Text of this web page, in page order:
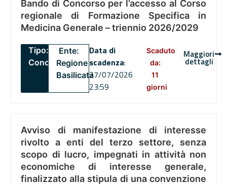
Bando di Concorso per l’accesso al Corso
regionale di Formazione Specifica in
Medicina Generale – triennio 2026/2029
Tipo:
Concorsi
Ente:
Regione
Basilicata
Data di
scadenza:
27/07/2026
23:59
Scaduto
da:
11
giorni
Maggiori
dettagli
Avviso di manifestazione di interesse
rivolto a enti del terzo settore, senza
scopo di lucro, impegnati in attività non
economiche di interesse generale,
finalizzato alla stipula di una convenzione